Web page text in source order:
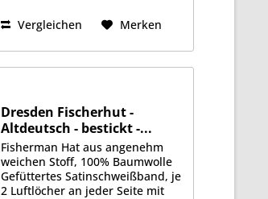
Vergleichen Merken
Dresden Fischerhut -
Altdeutsch - bestickt -...
Fisherman Hat aus angenehm
weichen Stoff, 100% Baumwolle
Gefüttertes Satinschweißband, je
2 Luftlöcher an jeder Seite mit